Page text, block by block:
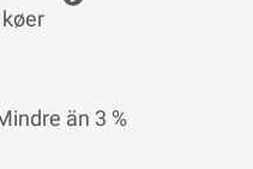
än 3 %